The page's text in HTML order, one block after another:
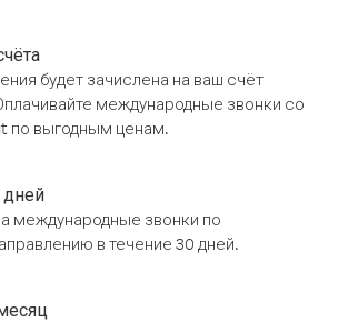
будет зачислена на ваш счёт
международные звонки со
по выгодным ценам.
международные звонки по
в течение 30 дней.